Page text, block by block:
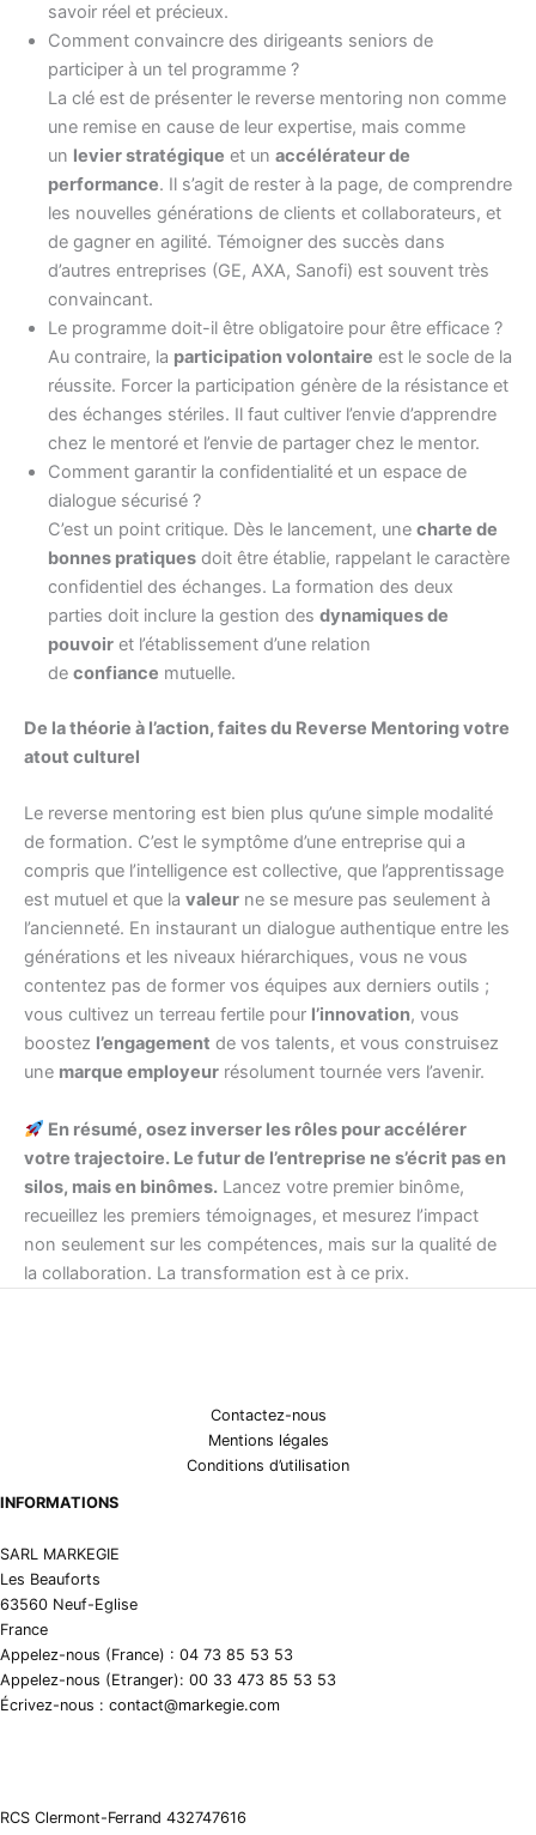
savoir réel et précieux.
Comment convaincre des dirigeants seniors de
participer à un tel programme ?
La clé est de présenter le reverse mentoring non comme
une remise en cause de leur expertise, mais comme
un levier stratégique et un accélérateur de
performance. Il s’agit de rester à la page, de comprendre
les nouvelles générations de clients et collaborateurs, et
de gagner en agilité. Témoigner des succès dans
d’autres entreprises (GE, AXA, Sanofi) est souvent très
convaincant.
Le programme doit-il être obligatoire pour être efficace ?
Au contraire, la participation volontaire est le socle de la
réussite. Forcer la participation génère de la résistance et
des échanges stériles. Il faut cultiver l’envie d’apprendre
chez le mentoré et l’envie de partager chez le mentor.
Comment garantir la confidentialité et un espace de
dialogue sécurisé ?
C’est un point critique. Dès le lancement, une charte de
bonnes pratiques doit être établie, rappelant le caractère
confidentiel des échanges. La formation des deux
parties doit inclure la gestion des dynamiques de
pouvoir et l’établissement d’une relation
de confiance mutuelle.
De la théorie à l’action, faites du Reverse Mentoring votre
atout culturel
Le reverse mentoring est bien plus qu’une simple modalité
de formation. C’est le symptôme d’une entreprise qui a
compris que l’intelligence est collective, que l’apprentissage
est mutuel et que la valeur ne se mesure pas seulement à
l’ancienneté. En instaurant un dialogue authentique entre les
générations et les niveaux hiérarchiques, vous ne vous
contentez pas de former vos équipes aux derniers outils ;
vous cultivez un terreau fertile pour l’innovation, vous
boostez l’engagement de vos talents, et vous construisez
une marque employeur résolument tournée vers l’avenir.
En résumé, osez inverser les rôles pour accélérer
votre trajectoire. Le futur de l’entreprise ne s’écrit pas en
silos, mais en binômes. Lancez votre premier binôme,
recueillez les premiers témoignages, et mesurez l’impact
non seulement sur les compétences, mais sur la qualité de
la collaboration. La transformation est à ce prix.
Contactez-nous
Mentions légales
Conditions d’utilisation
INFORMATIONS
SARL MARKEGIE
Les Beauforts
63560 Neuf-Eglise
France
Appelez-nous (France) : 04 73 85 53 53
Appelez-nous (Etranger): 00 33 473 85 53 53
Écrivez-nous : contact@markegie.com
RCS Clermont-Ferrand 432747616